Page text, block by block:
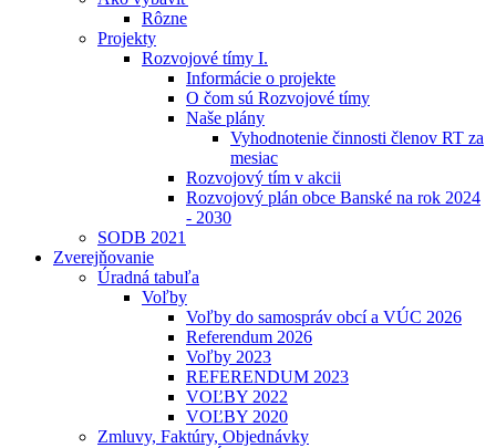
Rôzne
Projekty
Rozvojové tímy I.
Informácie o projekte
O čom sú Rozvojové tímy
Naše plány
Vyhodnotenie činnosti členov RT za
mesiac
Rozvojový tím v akcii
Rozvojový plán obce Banské na rok 2024
- 2030
SODB 2021
Zverejňovanie
Úradná tabuľa
Voľby
Voľby do samospráv obcí a VÚC 2026
Referendum 2026
Voľby 2023
REFERENDUM 2023
VOĽBY 2022
VOĽBY 2020
Zmluvy, Faktúry, Objednávky